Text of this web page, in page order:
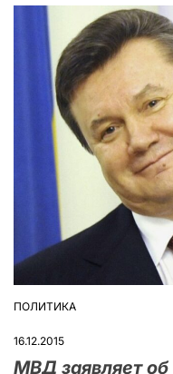
ОПУБЛІКУВАТИ
ПОЛИТИКА
16.12.2015
МВД заявляет